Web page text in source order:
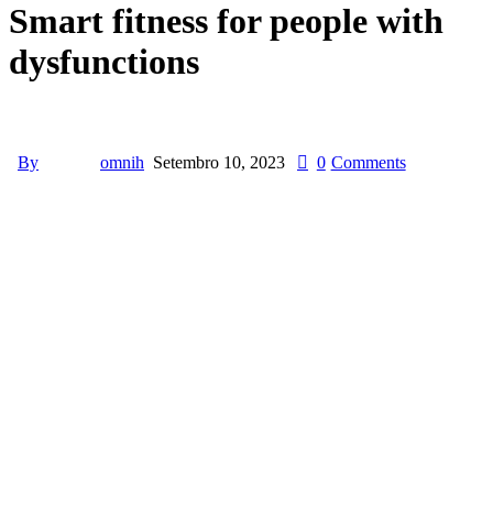
Smart fitness for people with
dysfunctions
By omnih Setembro 10, 2023 0 Comments